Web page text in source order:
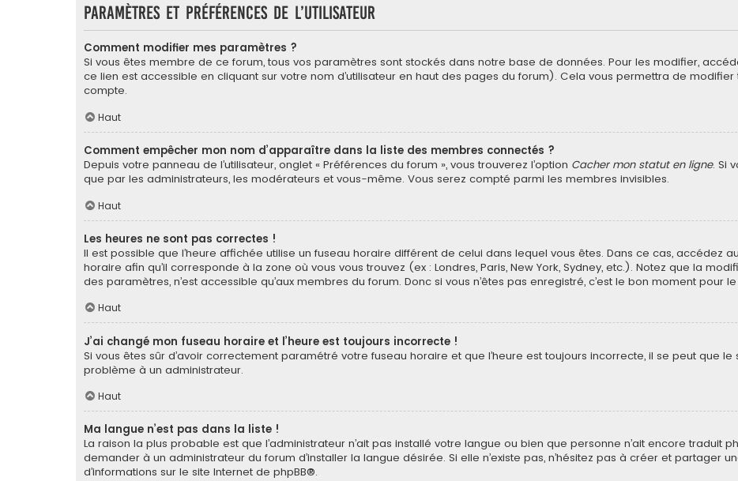
Paramètres et préférences de l’utilisateur
Comment modifier mes paramètres ?
Si vous êtes membre de ce forum, tous vos paramètres sont stockés dans notre base de données. Pour les modifier,
ce lien est accessible en cliquant sur votre nom d’utilisateur en haut des pages du forum). Cela vous permettra de
compte.
Haut
Comment empêcher mon nom d’apparaître dans la liste des membres connectés ?
Depuis votre panneau de l’utilisateur, onglet « Préférences du forum », vous trouverez l’option Cacher mon statut en ligne. Si
que par les administrateurs, les modérateurs et vous-même. Vous serez compté parmi les membres invisibles.
Haut
Les heures ne sont pas correctes !
Il est possible que l’heure affichée utilise un fuseau horaire différent de celui dans lequel vous êtes. Dans ce cas, accédez au
horaire afin qu’il corresponde à la zone où vous vous trouvez (ex : Londres, Paris, New York, Sydney, etc.). Notez que la
des paramètres, n’est accessible qu’aux membres du forum. Donc si vous n’êtes pas enregistré, c’est le bon moment pour
Haut
J’ai changé mon fuseau horaire et l’heure est toujours incorrecte !
Si vous êtes sûr d’avoir correctement paramétré votre fuseau horaire et que l’heure est toujours incorrecte, il se peut que le
problème à un administrateur.
Haut
Ma langue n’est pas dans la liste !
La raison la plus probable est que l’administrateur n’ait pas installé votre langue ou bien que personne n’ait encore traduit
demander à un administrateur du forum d’installer la langue désirée. Si elle n’existe pas, n’hésitez pas à créer et partager
d’informations sur le site Internet de phpBB®.